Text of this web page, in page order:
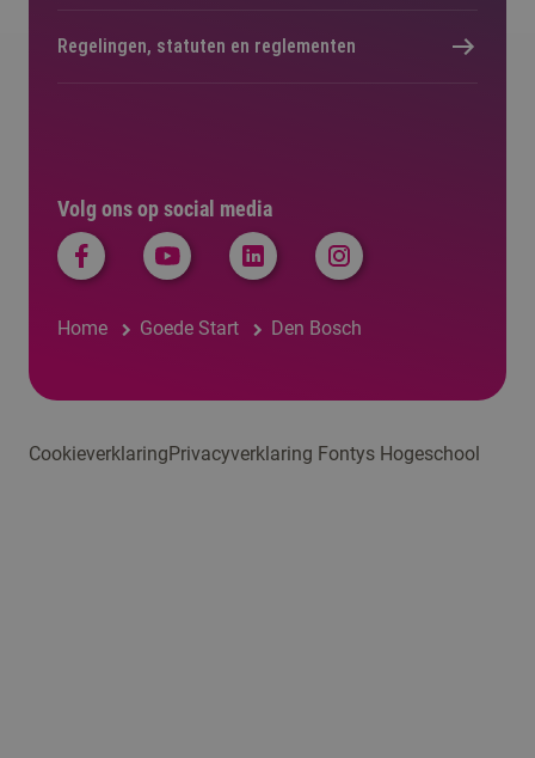
Volg ons op social media
Home Goede Start Den Bosch
Regelingen, statuten en reglementen
CookieverklaringPrivacyverklaring Fontys Hogeschool